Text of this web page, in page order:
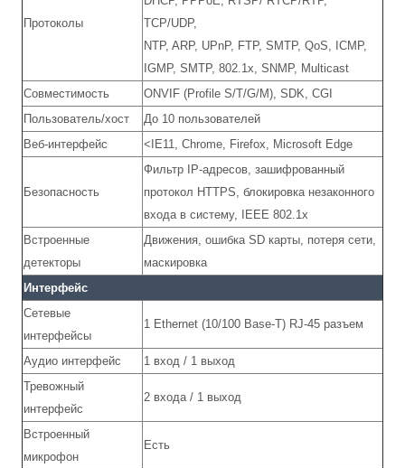
Протоколы
TCP/UDP,
NTP, ARP, UPnP, FTP, SMTP, QoS, ICMP,
IGMP, SMTP, 802.1x, SNMP, Multicast
Совместимость
ONVIF (Profile S/T/G/M), SDK, CGI
Пользователь/хост
До 10 пользователей
Веб-интерфейс
<IE11, Chrome, Firefox, Microsoft Edge
Безопасность
Фильтр IP-адресов, зашифрованный
протокол HTTPS, блокировка незаконного
входа в систему, IEEE 802.1x
Встроенные
детекторы
Движения, ошибка SD карты, потеря сети,
маскировка
Интерфейс
Сетевые
интерфейсы
1 Ethernet (10/100 Base-T) RJ-45 разъем
Аудио интерфейс
1 вход / 1 выход
Тревожный
интерфейс
2 входа / 1 выход
Встроенный
микрофон
Есть